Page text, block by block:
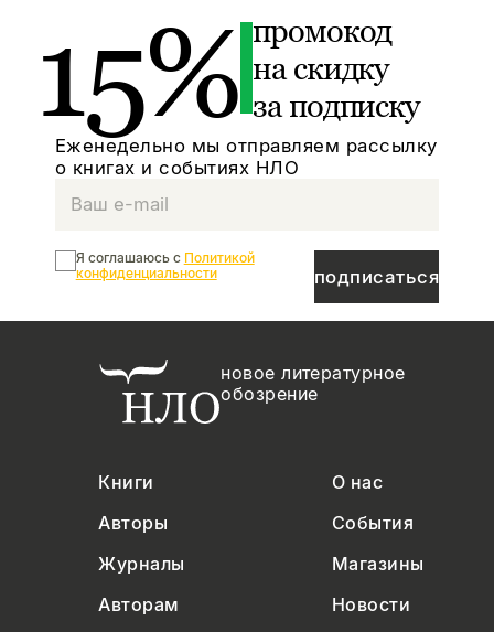
15% промокод
на скидку
за подписку
Еженедельно мы отправляем рассылку
о книгах и событиях НЛО
подписаться
Я соглашаюсь с Политикой
конфиденциальности
новое литературное
обозрение
Книги
О нас
Авторы
События
Журналы
Магазины
Авторам
Новости